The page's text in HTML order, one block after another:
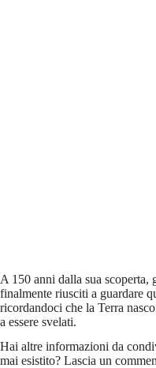
A 150 anni dalla sua scoperta,
finalmente riusciti a guardare
ricordandoci che la Terra
a essere svelati.
Hai altre informazioni da
mai esistito? Lascia un